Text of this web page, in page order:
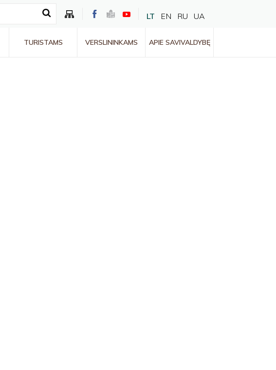
LT EN RU UA
TURISTAMS VERSLININKAMS APIE SAVIVALDYBĘ